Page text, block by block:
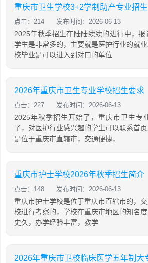
重庆市卫生学校3+2学制助产专业招
点击：214 发布时间：2026-06-13
2025年秋季招生在陆陆续续的进行中，
学生是非常多的，主要就是医护行业的就
校毕业是可以进入到对口的单位
2026年重庆市卫生专业学校招生要求
点击：227 发布时间：2026-06-13
2025年秋季招生开始了，重庆市卫生专
了，对医护行业感兴趣的学生可以联系首
是位于重庆市直辖市，交通便捷，
重庆市护士学校2026年秋季招生简介
点击：148 发布时间：2026-06-13
重庆市护士学校是位于重庆市直辖市的，
校进行考察的，学校在重庆市地区的知名
史久，办学经验丰富，教学
2026年重庆市卫校临床医学五年制大